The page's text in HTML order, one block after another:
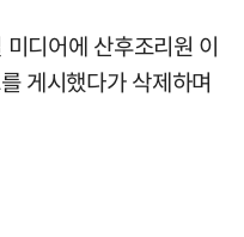
디어에 산후조리원 이
게시했다가 삭제하며